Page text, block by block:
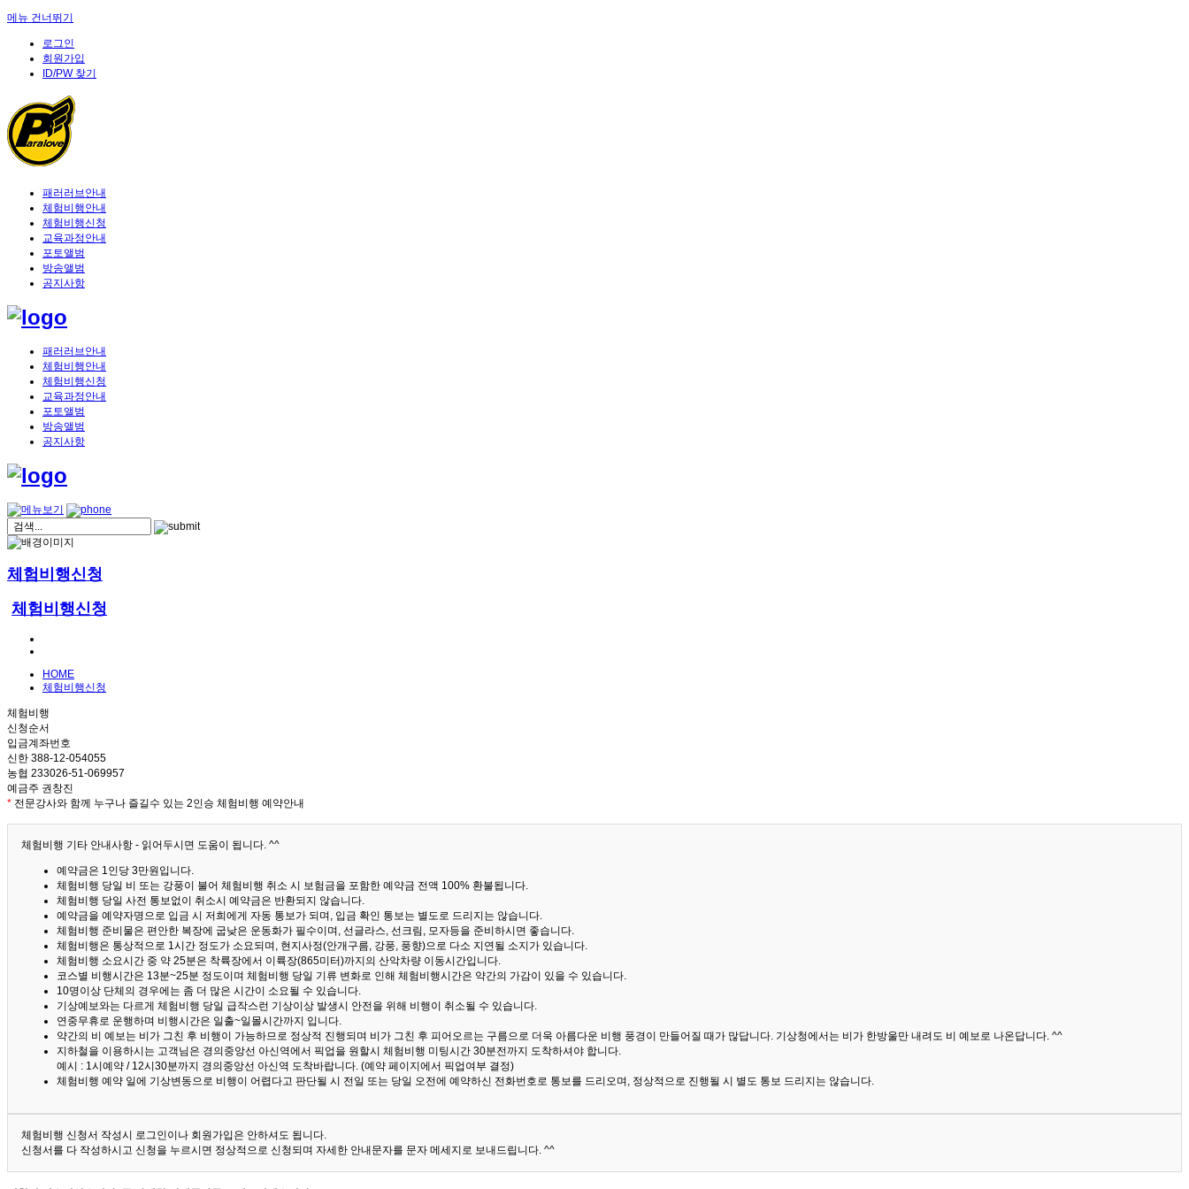
메뉴 건너뛰기
로그인
회원가입
ID/PW 찾기
패러러브안내
체험비행안내
체험비행신청
교육과정안내
포토앨범
방송앨범
공지사항
패러러브안내
체험비행안내
체험비행신청
교육과정안내
포토앨범
방송앨범
공지사항
체험비행신청
체험비행신청
HOME
체험비행신청
체험비행
신청순서
입금계좌번호
신한 388-12-054055
농협 233026-51-069957
예금주 권창진
* 전문강사와 함께 누구나 즐길수 있는 2인승 체험비행 예약안내
체험비행 기타 안내사항 - 읽어두시면 도움이 됩니다. ^^
예약금은 1인당 3만원입니다.
체험비행 당일 비 또는 강풍이 불어 체험비행 취소 시 보험금을 포함한 예약금 전액 100% 환불됩니다.
체험비행 당일 사전 통보없이 취소시 예약금은 반환되지 않습니다.
예약금을 예약자명으로 입금 시 저희에게 자동 통보가 되며, 입금 확인 통보는 별도로 드리지는 않습니다.
체험비행 준비물은 편안한 복장에 굽낮은 운동화가 필수이며, 선글라스, 선크림, 모자등을 준비하시면 좋습니다.
체험비행은 통상적으로 1시간 정도가 소요되며, 현지사정(안개구름, 강풍, 풍향)으로 다소 지연될 소지가 있습니다.
체험비행 소요시간 중 약 25분은 착륙장에서 이륙장(865미터)까지의 산악차량 이동시간입니다.
코스별 비행시간은 13분~25분 정도이며 체험비행 당일 기류 변화로 인해 체험비행시간은 약간의 가감이 있을 수 있습니다.
10명이상 단체의 경우에는 좀 더 많은 시간이 소요될 수 있습니다.
기상예보와는 다르게 체험비행 당일 급작스런 기상이상 발생시 안전을 위해 비행이 취소될 수 있습니다.
연중무휴로 운행하며 비행시간은 일출~일몰시간까지 입니다.
약간의 비 예보는 비가 그친 후 비행이 가능하므로 정상적 진행되며 비가 그친 후 피어오르는 구름으로 더욱 아름다운 비행 풍경이 만들어질 때가 많답니다. 기상청에서는 비가 한방울만 내려도 비 예보로 나온답니다. ^^
지하철을 이용하시는 고객님은 경의중앙선 아신역에서 픽업을 원할시 체험비행 미팅시간 30분전까지 도착하셔야 합니다.
예시 : 1시예약 / 12시30분까지 경의중앙선 아신역 도착바랍니다. (예약 페이지에서 픽업여부 결정)
체험비행 예약 일에 기상변동으로 비행이 어렵다고 판단될 시 전일 또는 당일 오전에 예약하신 전화번호로 통보를 드리오며, 정상적으로 진행될 시 별도 통보 드리지는 않습니다.
체험비행 신청서 작성시 로그인이나 회원가입은 안하셔도 됩니다.
신청서를 다 작성하시고 신청을 누르시면 정상적으로 신청되며 자세한 안내문자를 문자 메세지로 보내드립니다. ^^